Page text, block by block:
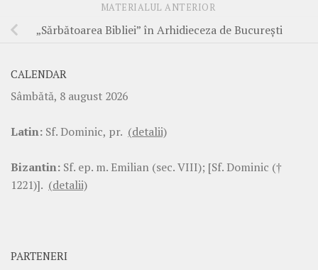
MATERIALUL ANTERIOR
„Sărbătoarea Bibliei” în Arhidieceza de București
CALENDAR
Sâmbătă, 8 august 2026
Latin: Sf. Dominic, pr. (detalii)
Bizantin: Sf. ep. m. Emilian (sec. VIII); [Sf. Dominic (†
1221)]. (detalii)
PARTENERI